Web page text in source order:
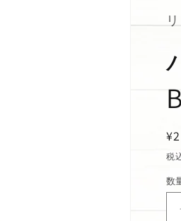
通
常
価
格
税
数